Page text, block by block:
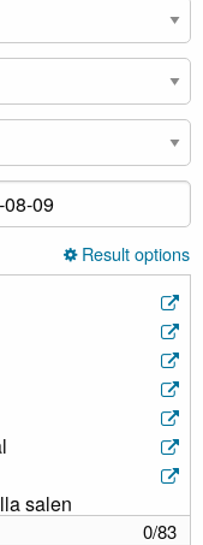
Result options
salen
0/83